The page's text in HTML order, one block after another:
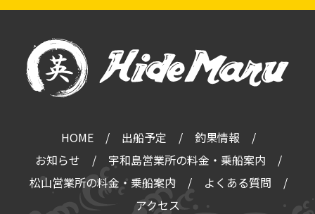
HOME 出船予定
釣果情報
お知らせ
宇和島営業所の料金・乗船案内
松山営業所の料金・乗船案内
よくある質問
アクセス